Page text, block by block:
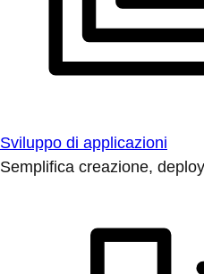
Sviluppo di applicazioni
Semplifica creazione,